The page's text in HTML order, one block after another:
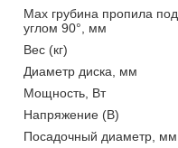
Max грубина пропила под
углом 90°, мм
Вес (кг)
Диаметр диска, мм
Мощность, Вт
Напряжение (В)
Посадочный диаметр, мм